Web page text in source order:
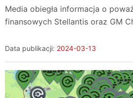
Media obiegła informacja o
finansowych Stellantis oraz GM
Data publikacji: 2024-03-13